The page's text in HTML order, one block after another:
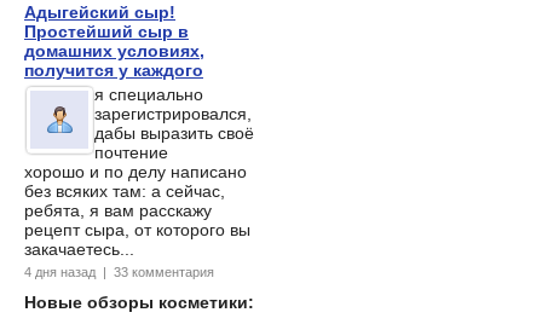
Адыгейский сыр!
Простейший сыр в
домашних условиях,
получится у каждого
я специально
зарегистрировался,
дабы выразить своё
почтение
хорошо и по делу написано
без всяких там: а сейчас,
ребята, я вам расскажу
рецепт сыра, от которого вы
закачаетесь...
4 дня назад | 33 комментария
Новые обзоры косметики: